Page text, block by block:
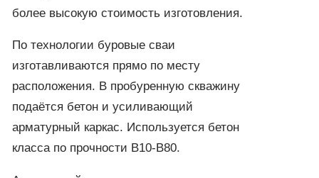
более высокую стоимость изготовления.
По технологии буровые сваи
изготавливаются прямо по месту
расположения. В пробуренную скважину
подаётся бетон и усиливающий
арматурный каркас. Используется бетон
класса по прочности B10-B80.